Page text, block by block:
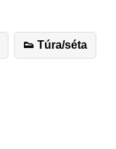
👟 Túra/séta